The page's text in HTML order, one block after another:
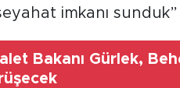
imkanı
Bakanı Gürlek,